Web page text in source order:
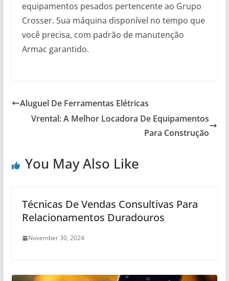
equipamentos pesados pertencente ao Grupo
Crosser. Sua máquina disponível no tempo que
você precisa, com padrão de manutenção
Armac garantido.
Aluguel De Ferramentas Elétricas
Vrental: A Melhor Locadora De Equipamentos
Para Construção
You May Also Like
Técnicas De Vendas Consultivas Para
Relacionamentos Duradouros
November 30, 2024